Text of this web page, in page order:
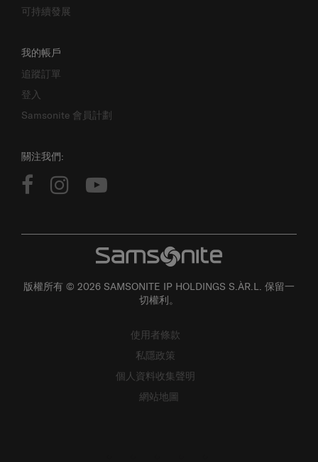
可持續發展
我的帳戶
追蹤訂單
登入
Samsonite 會員計劃
關注我們:
版權所有 © 2026 SAMSONITE IP HOLDINGS S.ÀR.L. 保留一
切權利。
使用者條款
私隱政策
個人資料收集聲明
網站地圖